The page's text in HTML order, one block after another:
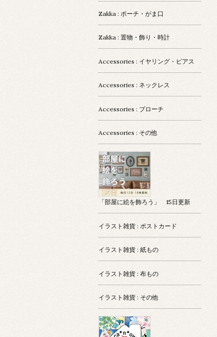
Zakka : ポーチ・がま口
Zakka : 置物・飾り・時計
Accessories : イヤリング・ピアス
Accessories : ネックレス
Accessories : ブローチ
Accessories : その他
「部屋に絵を飾ろう」 15日更新
イラスト雑貨 : ポストカード
イラスト雑貨 : 紙もの
イラスト雑貨 : 布もの
イラスト雑貨 : その他